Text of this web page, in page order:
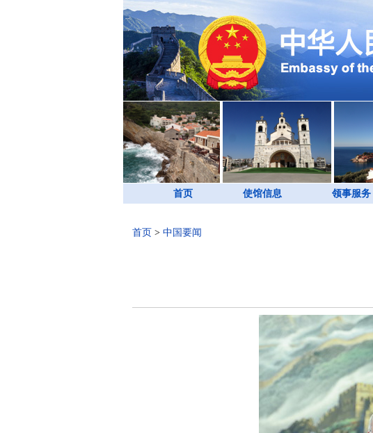
首页 使馆信息 领事服务
首页 > 中国要闻